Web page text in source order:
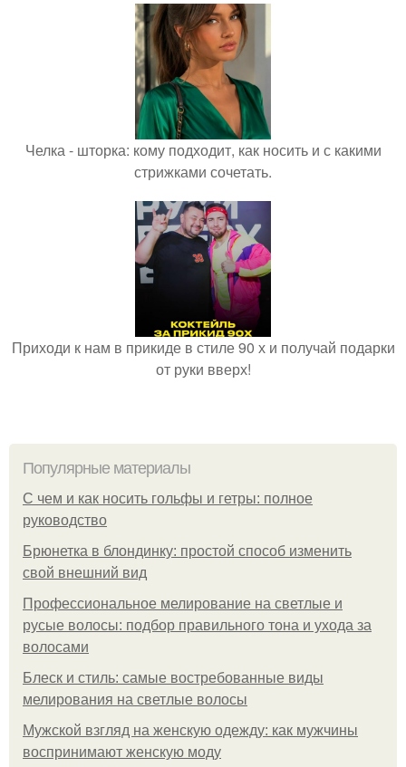
Челка - шторка: кому подходит, как носить и с какими
стрижками сочетать.
Приходи к нам в прикиде в стиле 90 х и получай подарки
от руки вверх!
Популярные материалы
С чем и как носить гольфы и гетры: полное
руководство
Брюнетка в блондинку: простой способ изменить
свой внешний вид
Профессиональное мелирование на светлые и
русые волосы: подбор правильного тона и ухода за
волосами
Блеск и стиль: самые востребованные виды
мелирования на светлые волосы
Мужской взгляд на женскую одежду: как мужчины
воспринимают женскую моду